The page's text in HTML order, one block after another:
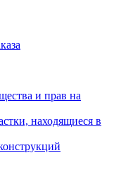
и прав на
находящиеся в